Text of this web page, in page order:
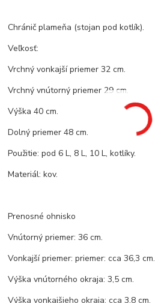
Chránič plameňa (stojan pod kotlík).
Veľkosť:
Vrchný vonkajší priemer 32 cm.
Vrchný vnútorný priemer 29 cm.
Výška 40 cm.
Dolný priemer 48 cm.
Použitie: pod 6 L, 8 L, 10 L, kotlíky.
Materiál: kov.
Prenosné ohnisko
Vnútorný priemer: 36 cm.
Vonkajší priemer: priemer: cca 36,3 cm.
Výška vnútorného okraja: 3,5 cm.
Výška vonkajšieho okraja: cca 3,8 cm.